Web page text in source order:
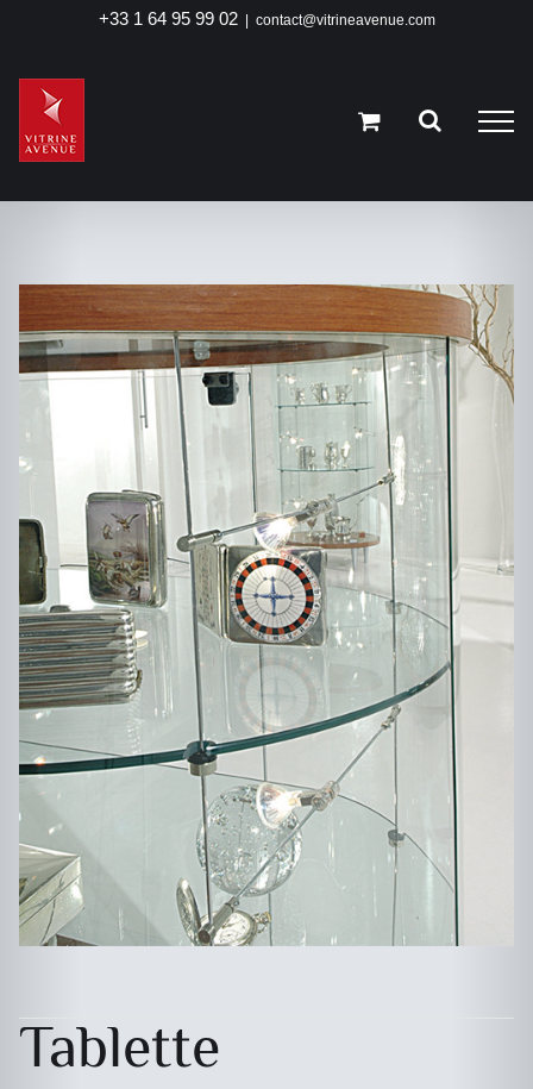
contenu
+33 1 64 95 99 02 contact@vitrineavenue.com
Tablette